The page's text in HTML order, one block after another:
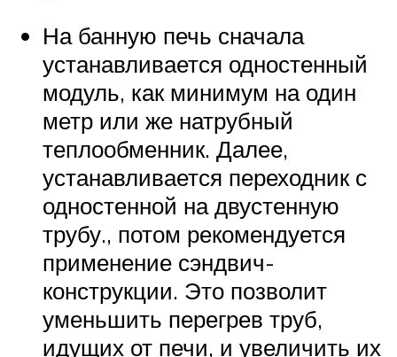
На банную печь сначала
устанавливается одностенный
модуль, как минимум на один
метр или же натрубный
теплообменник. Далее,
устанавливается переходник с
одностенной на двустенную
трубу., потом рекомендуется
применение сэндвич-
конструкции. Это позволит
уменьшить перегрев труб,
идущих от печи, и увеличить их